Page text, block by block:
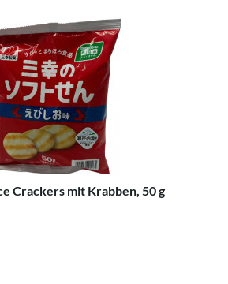
Crackers mit Krabben, 50 g